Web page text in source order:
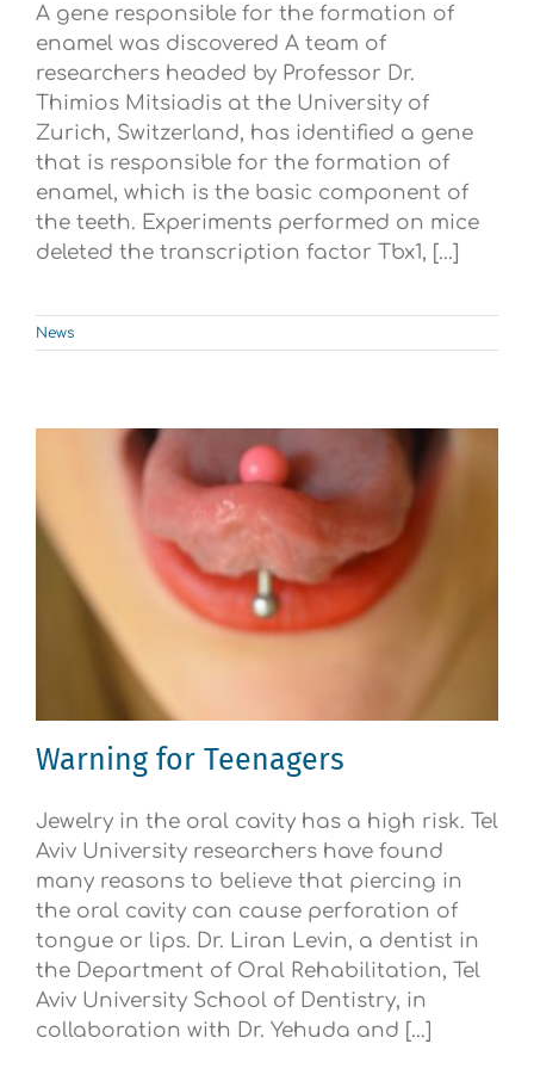
A gene responsible for the formation of
enamel was discovered A team of
researchers headed by Professor Dr.
Thimios Mitsiadis at the University of
Zurich, Switzerland, has identified a gene
that is responsible for the formation of
enamel, which is the basic component of
the teeth. Experiments performed on mice
deleted the transcription factor Tbx1, [...]
News
Warning for Teenagers
Jewelry in the oral cavity has a high risk. Tel
Aviv University researchers have found
many reasons to believe that piercing in
the oral cavity can cause perforation of
tongue or lips. Dr. Liran Levin, a dentist in
the Department of Oral Rehabilitation, Tel
Aviv University School of Dentistry, in
collaboration with Dr. Yehuda and [...]